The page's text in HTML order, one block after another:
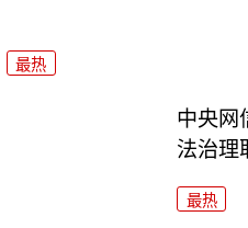
最热
中央网
法治理
最热